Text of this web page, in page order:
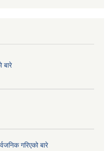
बारे
गरिएको बारे